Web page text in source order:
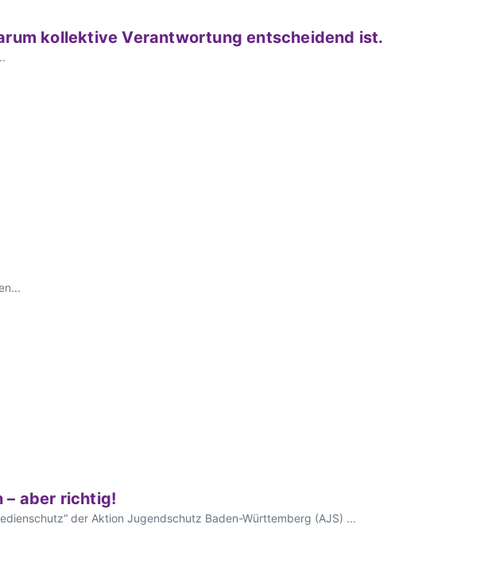
kollektive Verantwortung entscheidend ist.
– aber richtig!
der Aktion Jugendschutz Baden-Württemberg (AJS) ...